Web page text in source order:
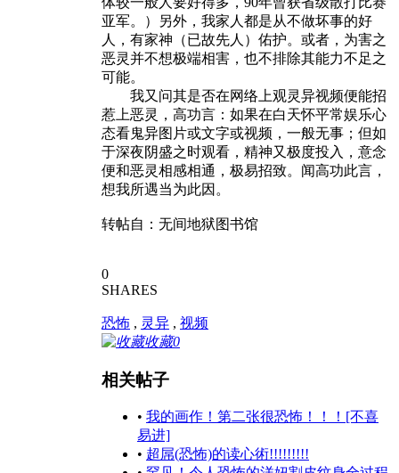
亚军。）另外，我家人都是从不做坏事的好
人，有家神（已故先人）佑护。或者，为害之
恶灵并不想极端相害，也不排除其能力不足之
可能。
我又问其是否在网络上观灵异视频便能招
惹上恶灵，高功言：如果在白天怀平常娱乐心
态看鬼异图片或文字或视频，一般无事；但如
于深夜阴盛之时观看，精神又极度投入，意念
便和恶灵相感相通，极易招致。闻高功此言，
想我所遇当为此因。
转帖自：无间地狱图书馆
0
SHARES
恐怖 , 灵异 , 视频
收藏0
相关帖子
• 我的画作！第二张很恐怖！！！[不喜
易进]
• 超屌(恐怖)的读心術!!!!!!!!!